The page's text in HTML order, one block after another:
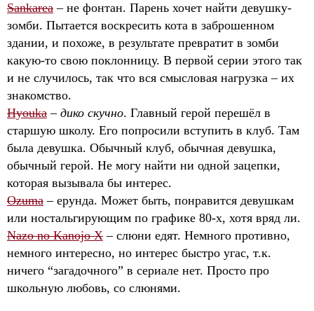
Sankarea – не фонтан. Парень хочет найти девушку-
зомби. Пытается воскресить кота в заброшенном
здании, и похоже, в результате превратит в зомби
какую-то свою поклонницу. В первой серии этого так
и не случилось, так что вся смысловая нагрузка – их
знакомство.
Hyouka – дико скучно. Главный герой перешёл в
старшую школу. Его попросили вступить в клуб. Там
была девушка. Обычный клуб, обычная девушка,
обычный герой. Не могу найти ни одной зацепки,
которая вызывала бы интерес.
Ozuma – ерунда. Может быть, понравится девушкам
или ностальгирующим по графике 80-х, хотя вряд ли.
Nazo no Kanojo X – слюни едят. Немного противно,
немного интересно, но интерес быстро угас, т.к.
ничего “загадочного” в сериале нет. Просто про
школьную любовь, со слюнями.